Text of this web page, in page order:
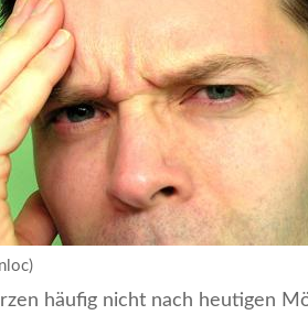
häufig nicht nach heutigen